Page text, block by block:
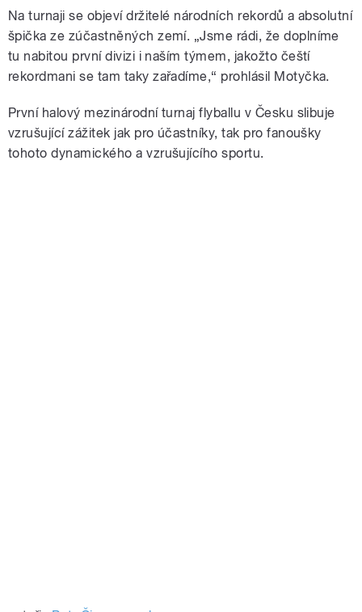
Na turnaji se objeví držitelé národních rekordů a absolutní
špička ze zúčastněných zemí. „Jsme rádi, že doplníme
tu nabitou první divizi i naším týmem, jakožto čeští
rekordmani se tam taky zařadíme,“ prohlásil Motyčka.
První halový mezinárodní turnaj flyballu v Česku slibuje
vzrušující zážitek jak pro účastníky, tak pro fanoušky
tohoto dynamického a vzrušujícího sportu.